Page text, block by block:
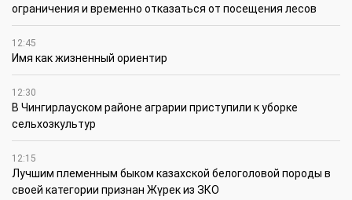
ограничения и временно отказаться от посещения лесов
12:45
Имя как жизненный ориентир
12:30
В Чингирлауском районе аграрии приступили к уборке
сельхозкультур
12:15
Лучшим племенным быком казахской белоголовой породы в
своей категории признан Жүрек из ЗКО